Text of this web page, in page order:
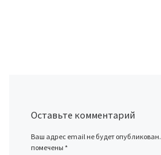
Оставьте комментарий
Ваш адрес email не будет опубликован.
помечены*